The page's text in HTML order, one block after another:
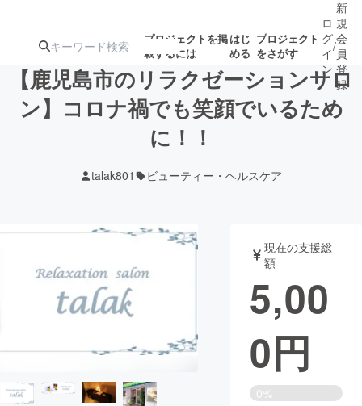
プロジェクトを掲
載するには
はじ
める
プロジェクト
をさがす
注目の新着プロ
募集終了が近いプ
映像・映画 書籍・雑誌
ビジネス・起業 チャレンジ
まちづくり・地域活性化
ロ
グ
イ
ン
/
新
規
会
員
登
録
【鹿児島市のリラクゼーションサロ
ン】コロナ禍でも笑顔でいるため
に！！
talak801 ビューティー・ヘルスケア
現在の支援総
額
5,00
0円
0%